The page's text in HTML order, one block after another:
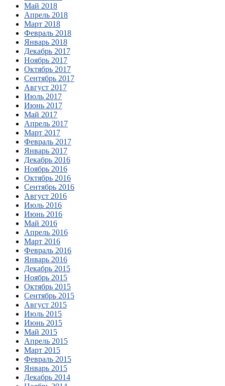
Май 2018
Апрель 2018
Март 2018
Февраль 2018
Январь 2018
Декабрь 2017
Ноябрь 2017
Октябрь 2017
Сентябрь 2017
Август 2017
Июль 2017
Июнь 2017
Май 2017
Апрель 2017
Март 2017
Февраль 2017
Январь 2017
Декабрь 2016
Ноябрь 2016
Октябрь 2016
Сентябрь 2016
Август 2016
Июль 2016
Июнь 2016
Май 2016
Апрель 2016
Март 2016
Февраль 2016
Январь 2016
Декабрь 2015
Ноябрь 2015
Октябрь 2015
Сентябрь 2015
Август 2015
Июль 2015
Июнь 2015
Май 2015
Апрель 2015
Март 2015
Февраль 2015
Январь 2015
Декабрь 2014